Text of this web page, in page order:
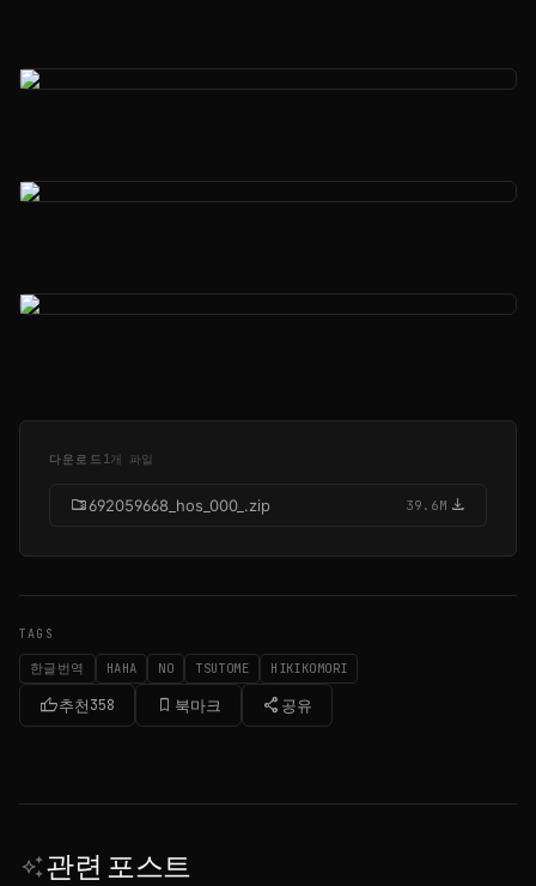
다운로드 1개 파일
folder_zip692059668_hos_000_.zip 39.6M download
TAGS
한글번역 HAHA NO TSUTOME HIKIKOMORI
thumb_up추천358 bookmark_border 북마크 share 공유
auto_awesome관련 포스트